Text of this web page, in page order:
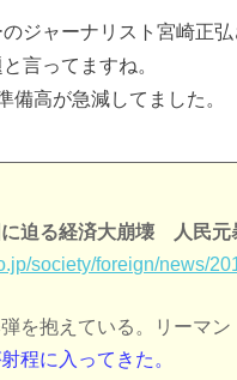
ジャーナリスト宮崎正
言ってますね。
備高が急減してました。
に迫る経済大崩壊 人民
society/foreign/news/
を抱えている。リーマン
程に入ってきた。